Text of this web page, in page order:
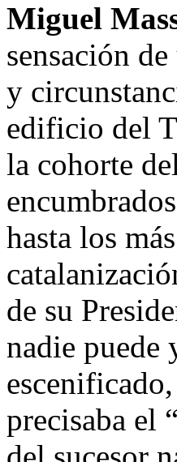
Miguel
sensación
y
edificio del
la cohorte
hasta los
de su
nadie puede
precisaba el